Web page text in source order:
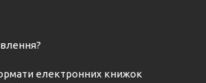
електронних книжок